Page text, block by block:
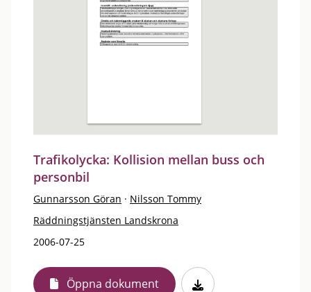
Trafikolycka: Kollision mellan buss och
personbil
Gunnarsson Göran · Nilsson Tommy
Räddningstjänsten Landskrona
2006-07-25
Öppna dokument